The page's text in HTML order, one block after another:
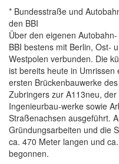
* Bundesstraße und
den BBI
Über den eigenen
BBI bestens mit Berlin, Ost-
Westpolen verbunden. Die
ist bereits heute in
ersten Brückenbauwerke
Zubringers zur A113neu,
Ingenieurbau-werke sowie
Straßenachsen ausgeführt.
Gründungsarbeiten und die
ca. 470 Meter langen und
begonnen.